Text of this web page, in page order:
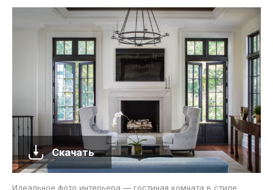
Скачать
Идеальное фото интерьера — гостиная комната в стиле